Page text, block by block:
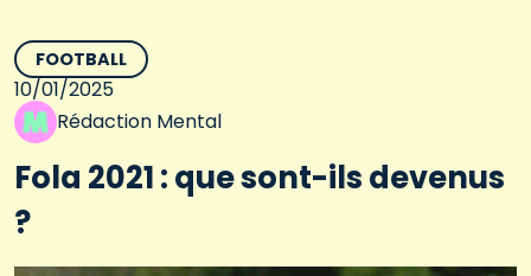
FOOTBALL
10/01/2025
Rédaction Mental
Fola 2021 : que sont-ils devenus
?